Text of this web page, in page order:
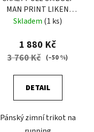
MAN PRINT LIKEN
SCOTTISH
Skladem (1 ks)
1 880 Kč
3 760 Kč (–50 %)
DETAIL
Pánský zimní trikot na